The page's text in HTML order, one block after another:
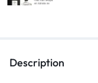
Description